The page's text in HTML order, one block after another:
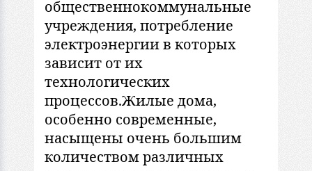
общественнокоммунальные
учреждения, потребление
электроэнергии в которых
зависит от их
технологических
процессов.Жилые дома,
особенно современные,
насыщены очень большим
количеством различных